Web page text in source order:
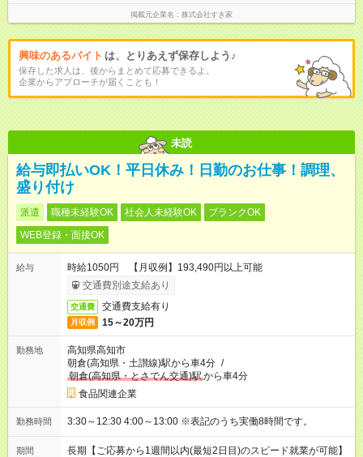
掲載元企業名 株式会社すき家
興味のあるバイト は、とりあえず保存しよう♪
保存した求人は、後からまとめて応募できるよ。
企業からアプローチが届くことも！
未読
給与即払いOK！平日休み！日勤のお仕事！調理、
盛り付け
派遣 職種未経験OK 社会人未経験OK
ブランクOK
WEB登録・面接OK
給与
時給1050円 【月収例】193,490円以上可能
交通費別途支給あり
交通費 交通費支給有り
月収例 15～20万円
勤務地
高知県高知市
朝倉(高知県・土讃線)駅から車4分 /
朝倉(高知県・とさでん交通)駅から車4分
食品関連企業
勤務時間 3:30～12:30 4:00～13:00 ※表記のうち実働8時間です。
期間
長期【ご応募から1週間以内(最短2日目)のスピード就業が可能】